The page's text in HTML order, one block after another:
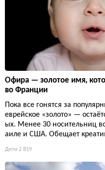
Офира — золотое имя,
во Франции
Пока все гонятся за
еврейское «золото» —
ых. Менее 30 носительниц
аиле и США. Обещает
Дети 2 819